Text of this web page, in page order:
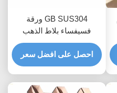
GB SUS304 ورقة
فسيفساء بلاط الذهب
المعدني باكسبلاش حبة
منتفخة
احصل على افضل سعر